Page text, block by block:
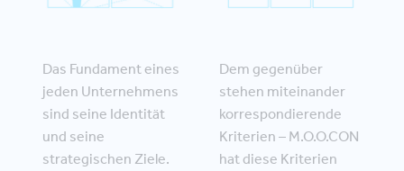
Das Fundament eines
jeden Unternehmens
sind seine Identität
und seine
strategischen Ziele.
Dem gegenüber
stehen miteinander
korrespondierende
Kriterien – M.O.O.CON
hat diese Kriterien